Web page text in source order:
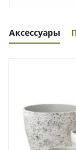
Аксессуары